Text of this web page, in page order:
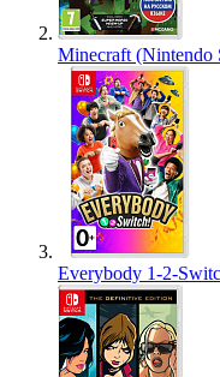
Minecraft (Nintendo
Everybody 1-2-